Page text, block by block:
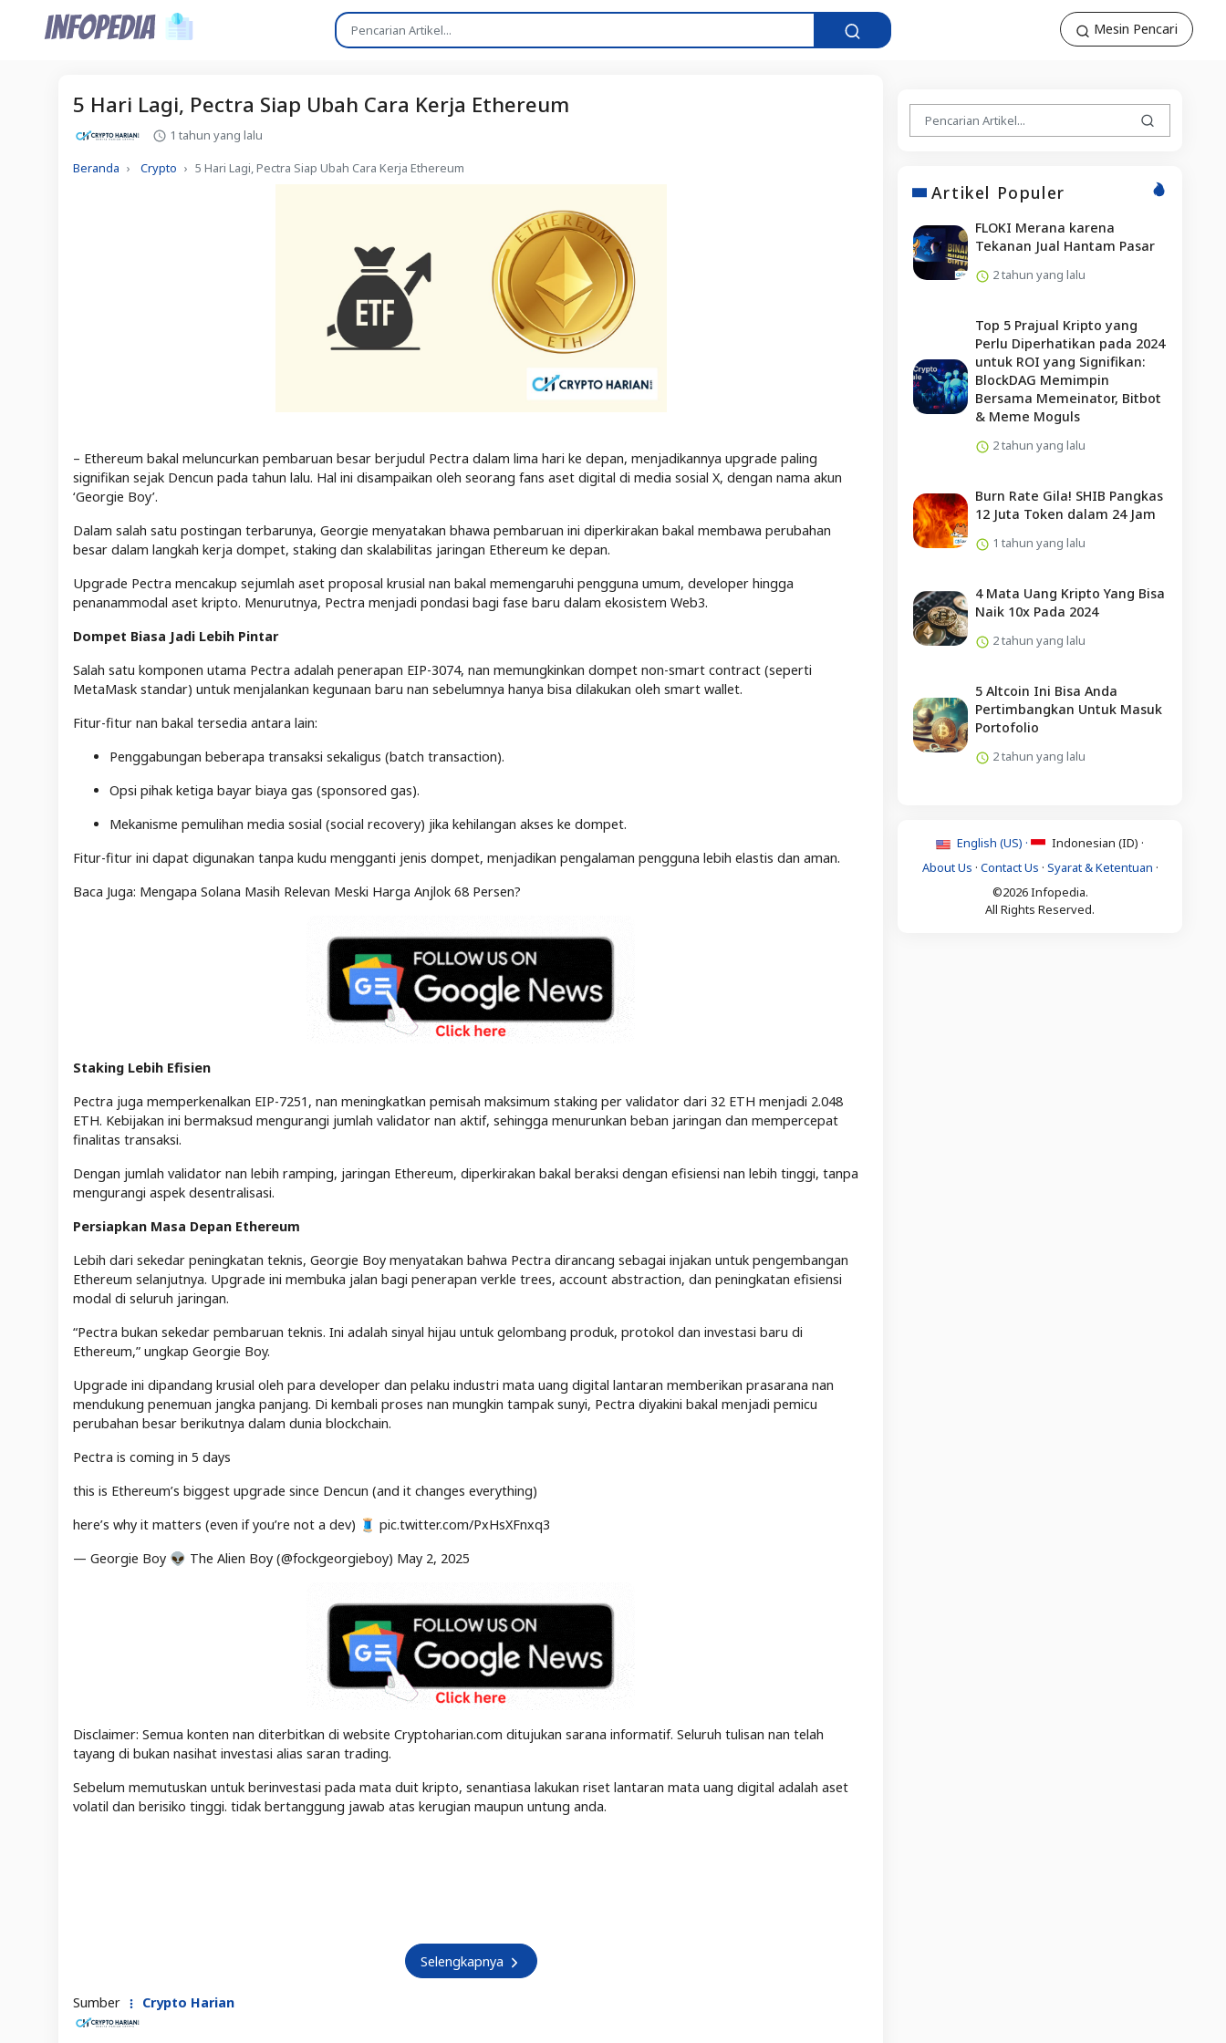
Mesin Pencari
5 Hari Lagi, Pectra Siap Ubah Cara Kerja Ethereum
1 tahun yang lalu
Beranda Crypto 5 Hari Lagi, Pectra Siap Ubah Cara Kerja Ethereum
– Ethereum bakal meluncurkan pembaruan besar berjudul Pectra dalam lima hari ke depan, menjadikannya upgrade paling
signifikan sejak Dencun pada tahun lalu. Hal ini disampaikan oleh seorang fans aset digital di media sosial X, dengan nama akun
‘Georgie Boy’.
Dalam salah satu postingan terbarunya, Georgie menyatakan bhawa pembaruan ini diperkirakan bakal membawa perubahan
besar dalam langkah kerja dompet, staking dan skalabilitas jaringan Ethereum ke depan.
Upgrade Pectra mencakup sejumlah aset proposal krusial nan bakal memengaruhi pengguna umum, developer hingga
penanammodal aset kripto. Menurutnya, Pectra menjadi pondasi bagi fase baru dalam ekosistem Web3.
Dompet Biasa Jadi Lebih Pintar
Salah satu komponen utama Pectra adalah penerapan EIP-3074, nan memungkinkan dompet non-smart contract (seperti
MetaMask standar) untuk menjalankan kegunaan baru nan sebelumnya hanya bisa dilakukan oleh smart wallet.
Fitur-fitur nan bakal tersedia antara lain:
Penggabungan beberapa transaksi sekaligus (batch transaction).
Opsi pihak ketiga bayar biaya gas (sponsored gas).
Mekanisme pemulihan media sosial (social recovery) jika kehilangan akses ke dompet.
Fitur-fitur ini dapat digunakan tanpa kudu mengganti jenis dompet, menjadikan pengalaman pengguna lebih elastis dan aman.
Baca Juga: Mengapa Solana Masih Relevan Meski Harga Anjlok 68 Persen?
Staking Lebih Efisien
Pectra juga memperkenalkan EIP-7251, nan meningkatkan pemisah maksimum staking per validator dari 32 ETH menjadi 2.048
ETH. Kebijakan ini bermaksud mengurangi jumlah validator nan aktif, sehingga menurunkan beban jaringan dan mempercepat
finalitas transaksi.
Dengan jumlah validator nan lebih ramping, jaringan Ethereum, diperkirakan bakal beraksi dengan efisiensi nan lebih tinggi, tanpa
mengurangi aspek desentralisasi.
Persiapkan Masa Depan Ethereum
Lebih dari sekedar peningkatan teknis, Georgie Boy menyatakan bahwa Pectra dirancang sebagai injakan untuk pengembangan
Ethereum selanjutnya. Upgrade ini membuka jalan bagi penerapan verkle trees, account abstraction, dan peningkatan efisiensi
modal di seluruh jaringan.
“Pectra bukan sekedar pembaruan teknis. Ini adalah sinyal hijau untuk gelombang produk, protokol dan investasi baru di
Ethereum,” ungkap Georgie Boy.
Upgrade ini dipandang krusial oleh para developer dan pelaku industri mata uang digital lantaran memberikan prasarana nan
mendukung penemuan jangka panjang. Di kembali proses nan mungkin tampak sunyi, Pectra diyakini bakal menjadi pemicu
perubahan besar berikutnya dalam dunia blockchain.
Pectra is coming in 5 days
this is Ethereum’s biggest upgrade since Dencun (and it changes everything)
here’s why it matters (even if you’re not a dev) 🧵 pic.twitter.com/PxHsXFnxq3
— Georgie Boy 👽 The Alien Boy (@fockgeorgieboy) May 2, 2025
Disclaimer: Semua konten nan diterbitkan di website Cryptoharian.com ditujukan sarana informatif. Seluruh tulisan nan telah
tayang di bukan nasihat investasi alias saran trading.
Sebelum memutuskan untuk berinvestasi pada mata duit kripto, senantiasa lakukan riset lantaran mata uang digital adalah aset
volatil dan berisiko tinggi. tidak bertanggung jawab atas kerugian maupun untung anda.
Selengkapnya
Sumber Crypto Harian
Artikel Populer
FLOKI Merana karena
Tekanan Jual Hantam Pasar
2 tahun yang lalu
Top 5 Prajual Kripto yang
Perlu Diperhatikan pada 2024
untuk ROI yang Signifikan:
BlockDAG Memimpin
Bersama Memeinator, Bitbot
& Meme Moguls
2 tahun yang lalu
Burn Rate Gila! SHIB Pangkas
12 Juta Token dalam 24 Jam
1 tahun yang lalu
4 Mata Uang Kripto Yang Bisa
Naik 10x Pada 2024
2 tahun yang lalu
5 Altcoin Ini Bisa Anda
Pertimbangkan Untuk Masuk
Portofolio
2 tahun yang lalu
English (US) ·
Indonesian (ID) ·
About Us · Contact Us · Syarat & Ketentuan ·
©2026 Infopedia.
All Rights Reserved.